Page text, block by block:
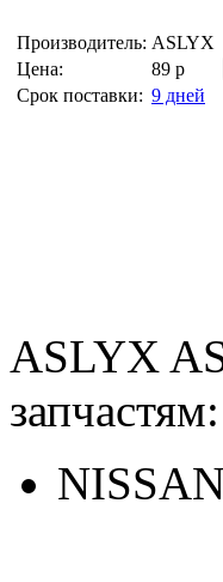
Производитель: ASLYX
Цена:
89 р
Срок поставки: 9 дней
ASLYX
запчастям: